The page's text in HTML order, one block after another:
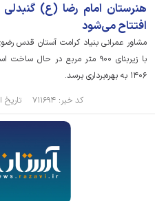
افتتاح می‌شود
مشاور عمرانی بنیاد کرامت آستان قدس
با زیربنای ۹۰۰ متر مربع در
۱۴۰۶ به بهره‌برداری برسد.
کد خبر: ۷۱۱۶۹۴ تاریخ انتشار : ۱۴۰۵/۰۵/۰۶